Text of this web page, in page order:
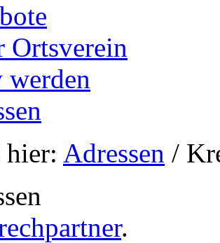
Ortsverein
hier: Adressen /
.